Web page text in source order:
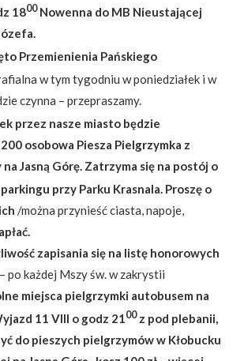
1800 Nowenna do MB Nieustającej
Przemienienia Pańskiego
w tym tygodniu w poniedziałek i w
czynna – przepraszamy.
przez nasze miasto będzie
osobowa Piesza Pielgrzymka z
Jasną Górę. Zatrzyma się na postój o
przy Parku Krasnala. Proszę o
/można przynieść ciasta, napoje,
zapisania się na listę honorowych
– po każdej Mszy św. w zakrystii
miejsca pielgrzymki autobusem na
11 VIII o godz 2100z pod plebanii,
do pieszych pielgrzymów w Kłobucku